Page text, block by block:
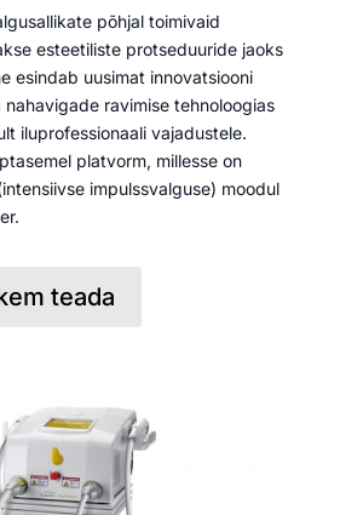
põhjal toimivaid
esteetiliste protseduuride jaoks
esindab uusimat innovatsiooni
nahavigade ravimise tehnoloogias
iluprofessionaali vajadustele.
platvorm, millesse on
impulssvalguse) moodul
teada